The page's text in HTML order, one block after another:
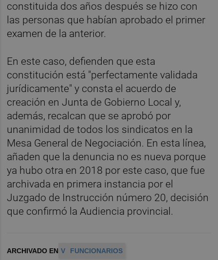
constituida dos años después se hizo con
las personas que habían aprobado el primer
examen de la anterior.
En este caso, defienden que esta
constitución está "perfectamente validada
jurídicamente" y consta el acuerdo de
creación en Junta de Gobierno Local y,
además, recalcan que se aprobó por
unanimidad de todos los sindicatos en la
Mesa General de Negociación. En esta línea,
añaden que la denuncia no es nueva porque
ya hubo otra en 2018 por este caso, que fue
archivada en primera instancia por el
Juzgado de Instrucción número 20, decisión
que confirmó la Audiencia provincial.
ARCHIVADO EN V FUNCIONARIOS